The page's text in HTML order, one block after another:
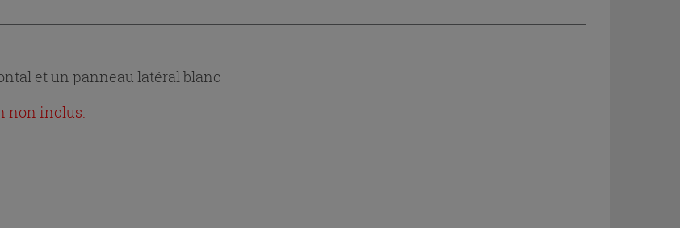
et un panneau latéral blanc
non inclus.